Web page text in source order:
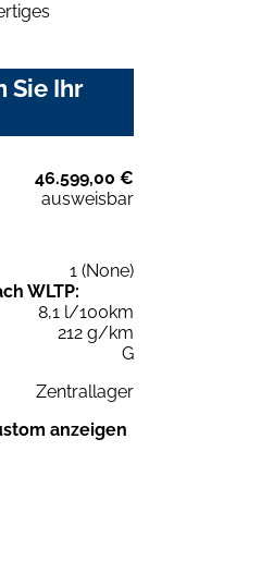
Sie Ihr
46.599,00 €
ausweisbar
1 (None)
WLTP:
8,1 l/100km
212 g/km
G
Zentrallager
anzeigen